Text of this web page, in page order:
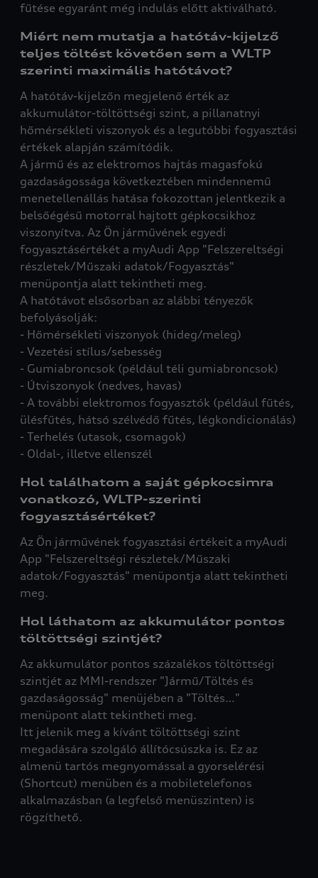
fűtése egyaránt még indulás előtt aktiválható.
Miért nem mutatja a hatótáv-kijelző
teljes töltést követően sem a WLTP
szerinti maximális hatótávot?
A hatótáv-kijelzőn megjelenő érték az
akkumulátor-töltöttségi szint, a pillanatnyi
hőmérsékleti viszonyok és a legutóbbi fogyasztási
értékek alapján számítódik.
A jármű és az elektromos hajtás magasfokú
gazdaságossága következtében mindennemű
menetellenállás hatása fokozottan jelentkezik a
belsőégésű motorral hajtott gépkocsikhoz
viszonyítva. Az Ön járművének egyedi
fogyasztásértékét a myAudi App "Felszereltségi
részletek/Műszaki adatok/Fogyasztás"
menüpontja alatt tekintheti meg.
A hatótávot elsősorban az alábbi tényezők
befolyásolják:
- Hőmérsékleti viszonyok (hideg/meleg)
- Vezetési stílus/sebesség
- Gumiabroncsok (például téli gumiabroncsok)
- Útviszonyok (nedves, havas)
- A további elektromos fogyasztók (például fűtés,
ülésfűtés, hátsó szélvédő fűtés, légkondicionálás)
- Terhelés (utasok, csomagok)
- Oldal-, illetve ellenszél
Hol találhatom a saját gépkocsimra
vonatkozó, WLTP-szerinti
fogyasztásértéket?
Az Ön járművének fogyasztási értékeit a myAudi
App "Felszereltségi részletek/Műszaki
adatok/Fogyasztás" menüpontja alatt tekintheti
meg.
Hol láthatom az akkumulátor pontos
töltöttségi szintjét?
Az akkumulátor pontos százalékos töltöttségi
szintjét az MMI-rendszer "Jármű/Töltés és
gazdaságosság" menüjében a "Töltés…"
menüpont alatt tekintheti meg.
Itt jelenik meg a kívánt töltöttségi szint
megadására szolgáló állítócsúszka is. Ez az
almenü tartós megnyomással a gyorselérési
(Shortcut) menüben és a mobiletelefonos
alkalmazásban (a legfelső menüszinten) is
rögzíthető.